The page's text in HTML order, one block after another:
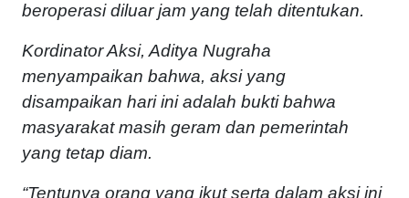
beroperasi diluar jam yang telah ditentukan.
Kordinator Aksi, Aditya Nugraha
menyampaikan bahwa, aksi yang
disampaikan hari ini adalah bukti bahwa
masyarakat masih geram dan pemerintah
yang tetap diam.
“Tentunya orang yang ikut serta dalam aksi ini